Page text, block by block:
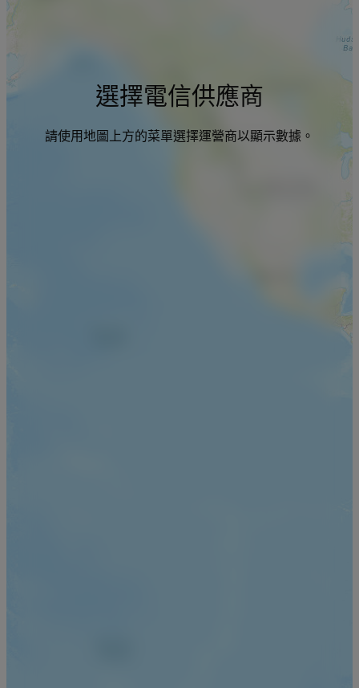
選擇電信供應商
請使用地圖上方的菜單選擇運營商以顯示數據。